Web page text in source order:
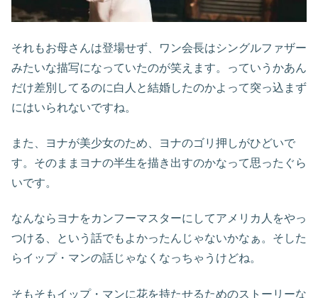
それもお母さんは登場せず、ワン会長はシングルファザー
みたいな描写になっていたのが笑えます。っていうかあん
だけ差別してるのに白人と結婚したのかよって突っ込まず
にはいられないですね。
また、ヨナが美少女のため、ヨナのゴリ押しがひどいで
す。そのままヨナの半生を描き出すのかなって思ったぐら
いです。
なんならヨナをカンフーマスターにしてアメリカ人をやっ
つける、という話でもよかったんじゃないかなぁ。そした
らイップ・マンの話じゃなくなっちゃうけどね。
そもそもイップ・マンに花を持たせるためのストーリーな